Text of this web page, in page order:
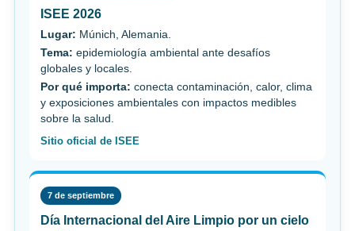
ISEE 2026
Lugar: Múnich, Alemania.
Tema: epidemiología ambiental ante desafíos
globales y locales.
Por qué importa: conecta contaminación, calor, clima
y exposiciones ambientales con impactos medibles
sobre la salud.
Sitio oficial de ISEE
7 de septiembre
Día Internacional del Aire Limpio por un cielo